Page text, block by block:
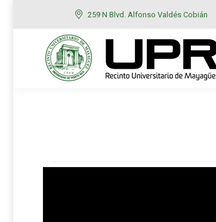
259 N Blvd. Alfonso Valdés Cobián
RUM